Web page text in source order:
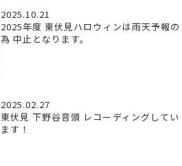
2025.10.21
2025年度 東伏見ハロウィンは雨天予報の
為 中止となります。
2025.02.27
東伏見 下野谷音頭 レコーディングしてい
ます！